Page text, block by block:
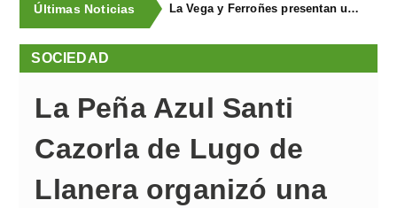
Últimas Noticias La Vega y Ferroñes presentan una completa programación para sus fiestas
SOCIEDAD
La Peña Azul Santi
Cazorla de Lugo de
Llanera organizó una